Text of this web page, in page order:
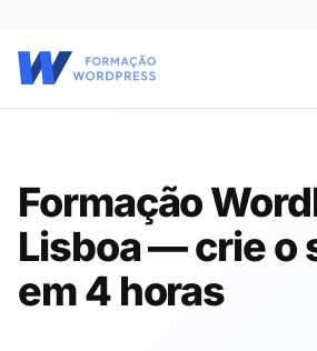
Formação
Lisboa — crie o
em 4 horas